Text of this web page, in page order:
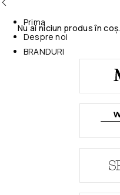
Nu ai niciun produs în coș.
Prima
Despre noi
BRANDURI